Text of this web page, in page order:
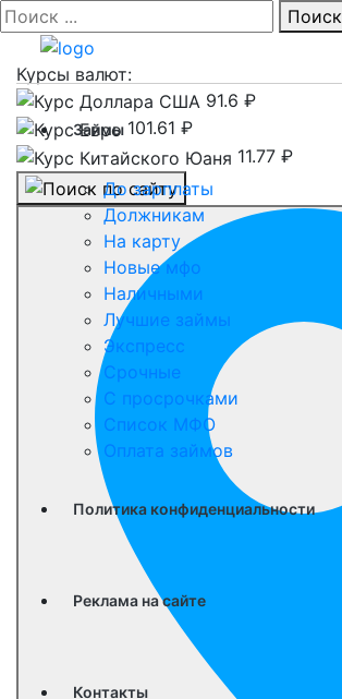
Поиск
Курсы валют:
91.6 ₽
101.61 ₽
11.77 ₽
Займы
До зарплаты
Должникам
На карту
Новые мфо
Наличными
Лучшие займы
Экспресс
Срочные
С просрочками
Список МФО
Оплата займов
Политика конфиденциальности
Реклама на сайте
Контакты